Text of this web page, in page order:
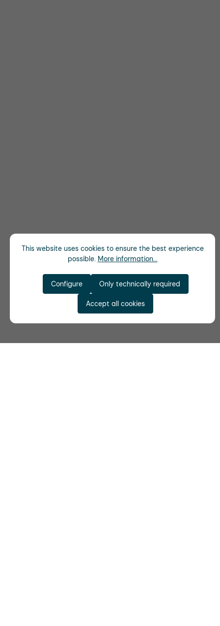
This website uses cookies to ensure the best experience
possible. More information...
Only technically required
Configure
Accept all cookies